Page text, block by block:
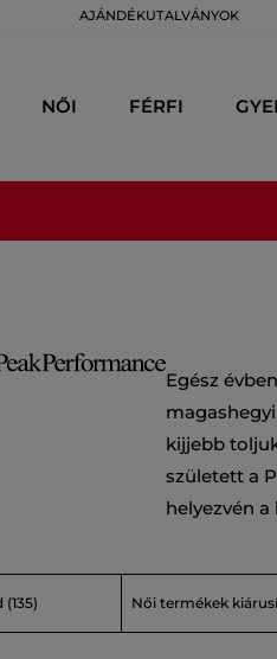
AJÁNDÉKUTALVÁNYOK
NŐI FÉRFI
Egész
kijjebb
született a
helyezvén
(135) Női termékek